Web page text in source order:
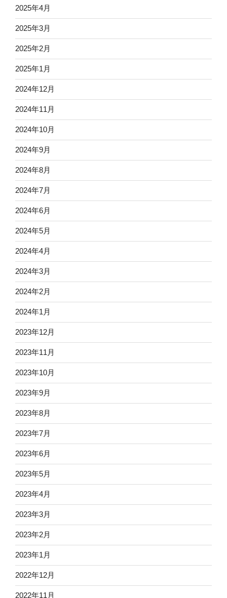
2025年4月
2025年3月
2025年2月
2025年1月
2024年12月
2024年11月
2024年10月
2024年9月
2024年8月
2024年7月
2024年6月
2024年5月
2024年4月
2024年3月
2024年2月
2024年1月
2023年12月
2023年11月
2023年10月
2023年9月
2023年8月
2023年7月
2023年6月
2023年5月
2023年4月
2023年3月
2023年2月
2023年1月
2022年12月
2022年11月